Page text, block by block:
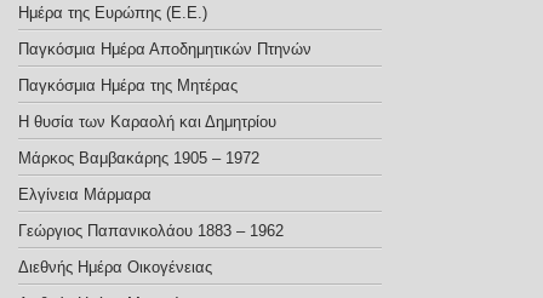
Ημέρα της Ευρώπης (E.E.)
Παγκόσμια Ημέρα Αποδημητικών Πτηνών
Παγκόσμια Ημέρα της Μητέρας
Η θυσία των Καραολή και Δημητρίου
Μάρκος Βαμβακάρης 1905 – 1972
Ελγίνεια Μάρμαρα
Γεώργιος Παπανικολάου 1883 – 1962
Διεθνής Ημέρα Οικογένειας